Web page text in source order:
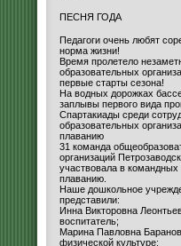
ПЕСНЯ ГОДА
Педагоги очень любят
норма жизни!
Время пролетело
образовательных
первые старты сезона!
На водных дорожках
заплывы первого вида
Спартакиады среди
образовательных
плаванию
31 команда
организаций
участвовала в
плаванию.
Наше дошкольное
представили:
Инна Викторовна
воспитатель;
Марина Павловна
физической культуре;